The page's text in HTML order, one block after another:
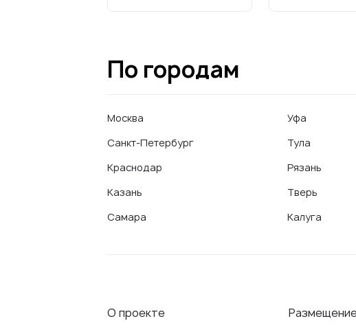
По городам
Москва
Санкт-Петербург
Краснодар
Казань
Самара
Уфа
Тула
Рязань
Тверь
Калуга
О проекте